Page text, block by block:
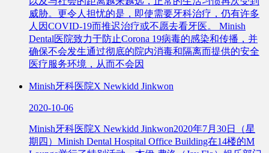
威胁。更令人担忧的是，即使需要牙科治疗，仍有许多
人因COVID-19而推迟治疗或不愿去看牙医。 Minish
Dental医院致力于防止Corona 19病毒的感染和传播，并
确保不会发生通过彻底的院内消毒和隔离而提供的安全
医疗服务环境，从而不会因
Minish牙科医院X Newkidd Jinkwon
2020-10-06
Minish牙科医院X Newkidd Jinkwon2020年7月30日（星
期四）Minish Dental Hospital Office Building在14楼的M